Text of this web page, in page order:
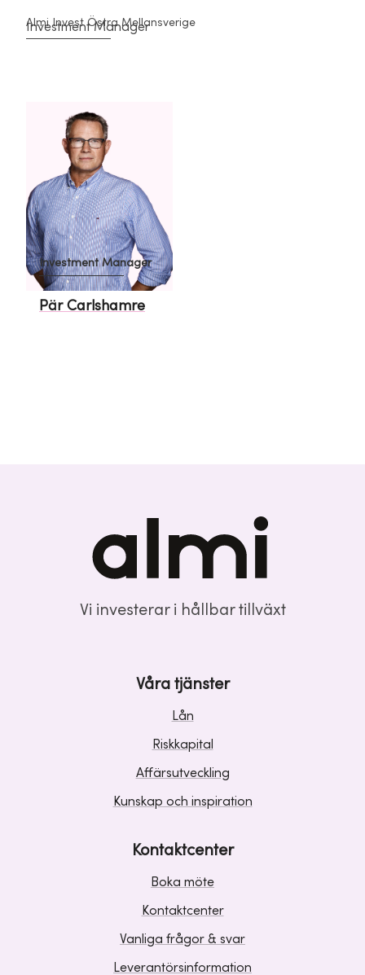
Almi Invest Östra Mellansverige
Investment Manager
Investment Manager
Pär Carlshamre
Vi investerar i hållbar tillväxt
Våra tjänster
Lån
Riskkapital
Affärsutveckling
Kunskap och inspiration
Kontaktcenter
Boka möte
Kontaktcenter
Vanliga frågor & svar
Leverantörsinformation